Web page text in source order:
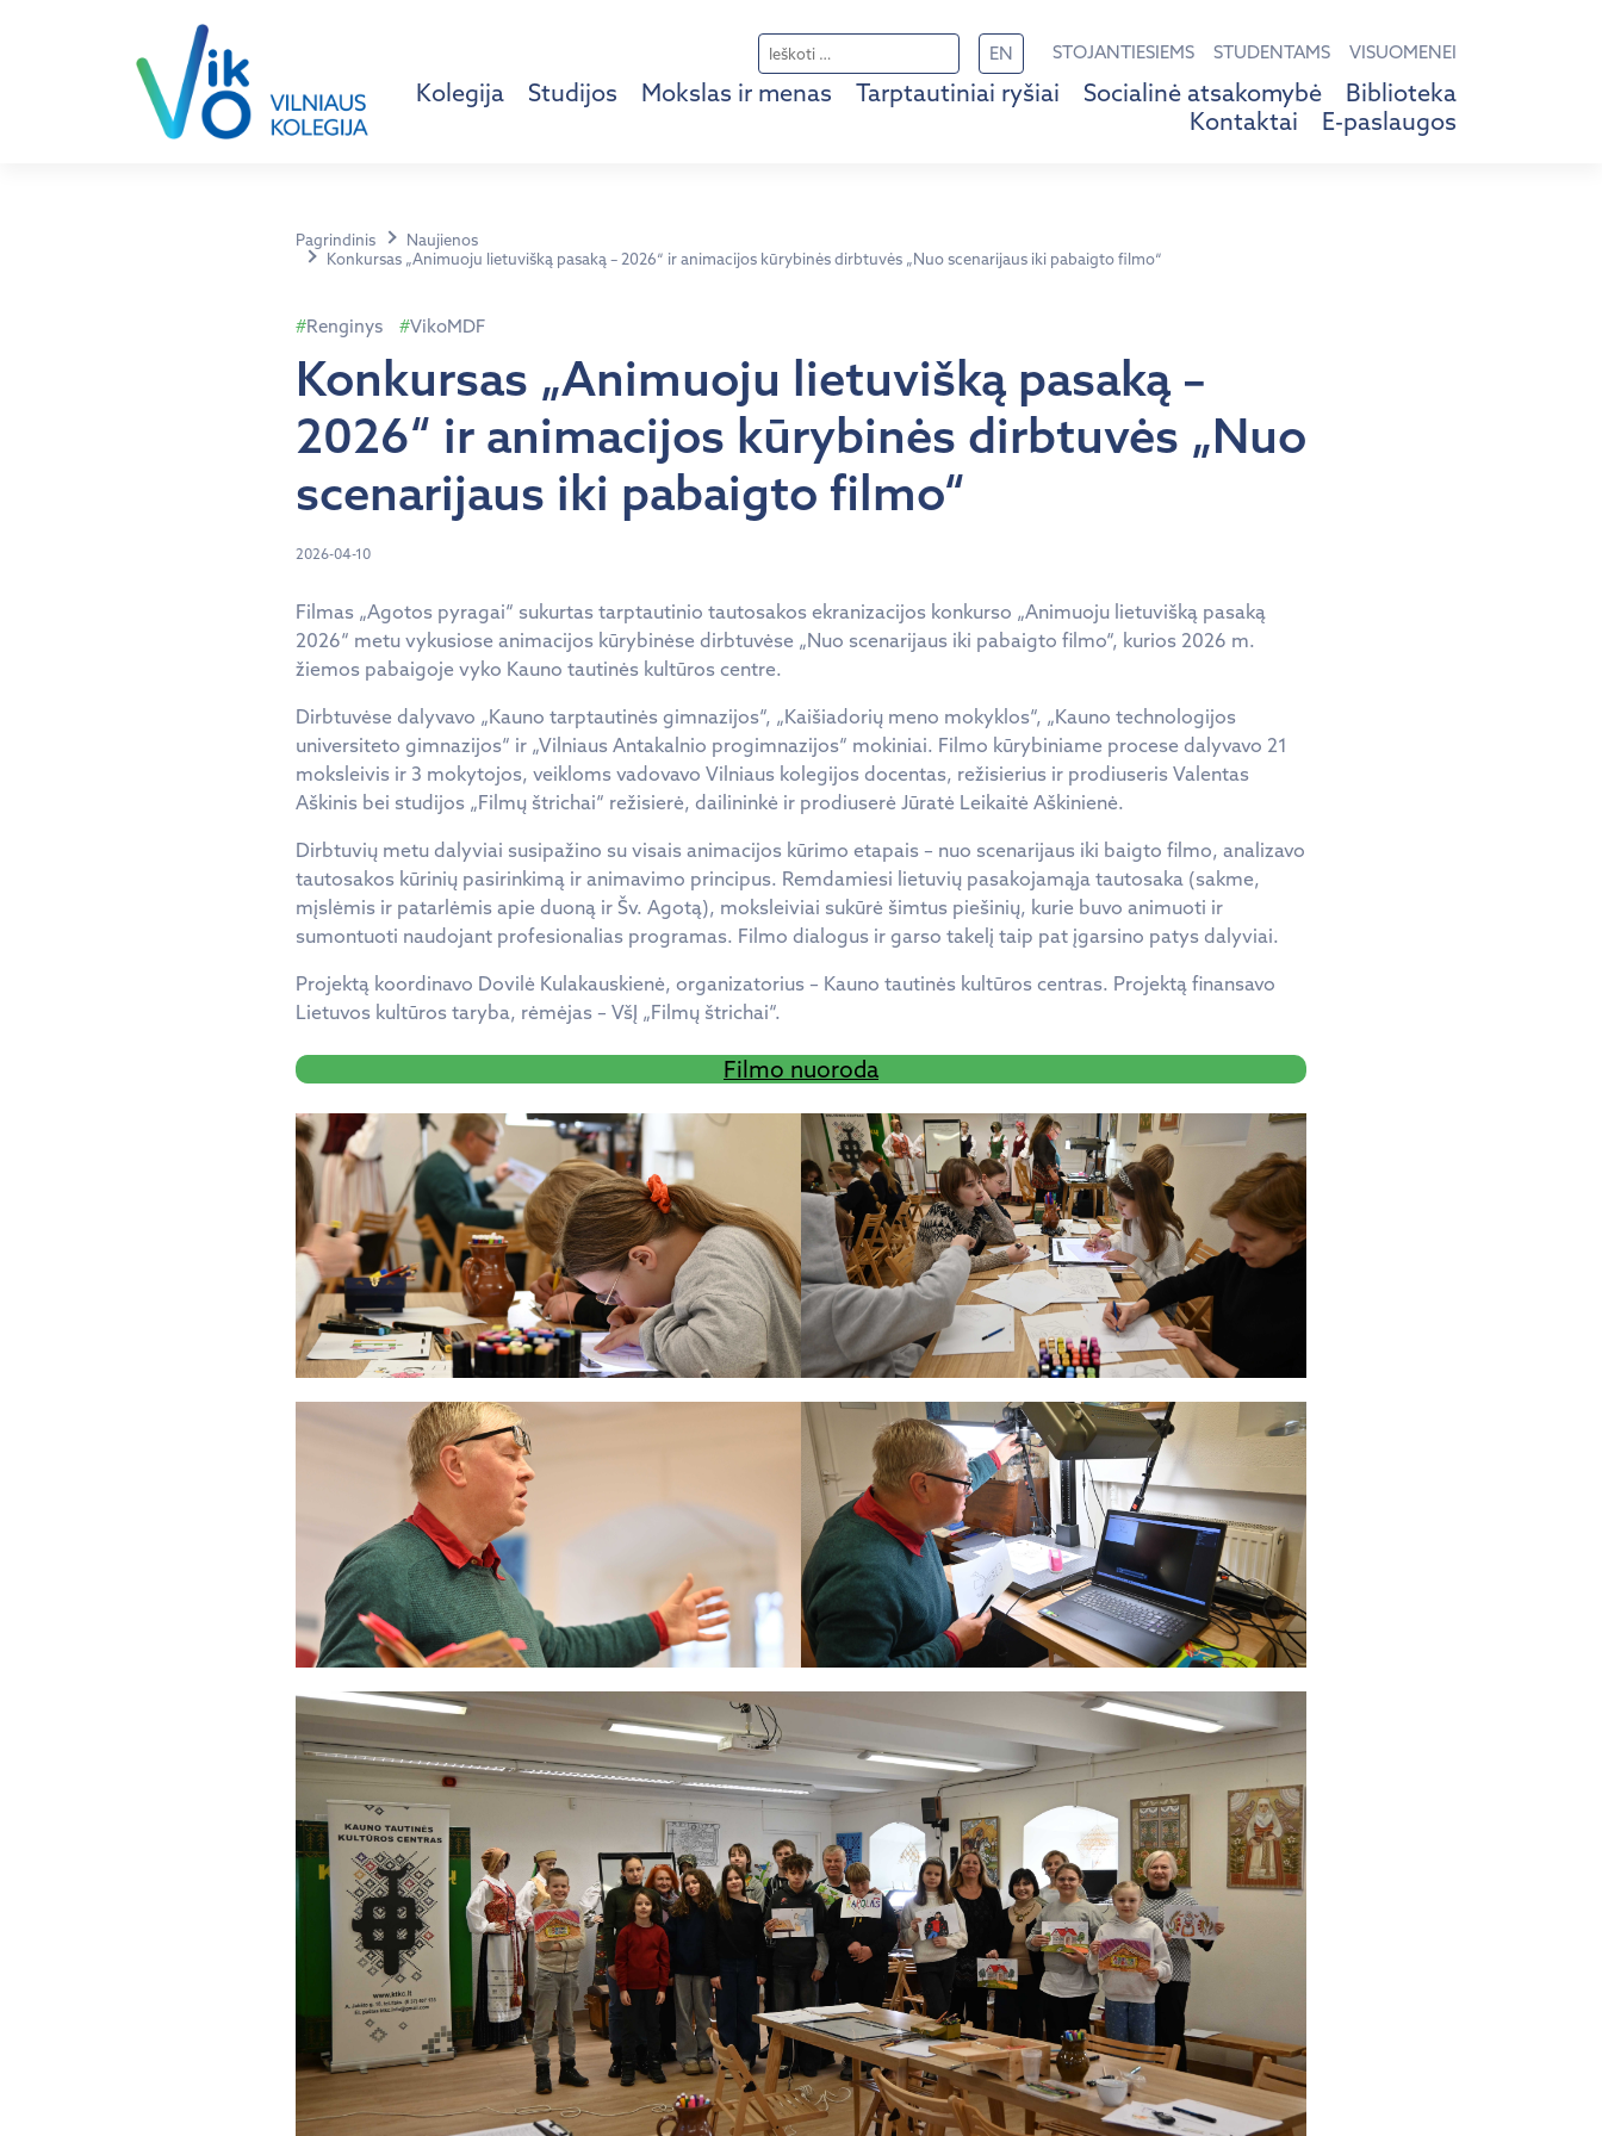
Ieškoti: EN STOJANTIESIEMS STUDENTAMS VISUOMENEI
Kolegija Studijos Mokslas ir menas Tarptautiniai ryšiai Socialinė atsakomybė
Biblioteka
Kontaktai
E-paslaugos
Pagrindinis
Naujienos
Konkursas „Animuoju lietuvišką pasaką – 2026“ ir animacijos kūrybinės dirbtuvės „Nuo scenarijaus iki pabaigto filmo“
Renginys VikoMDF
Konkursas „Animuoju lietuvišką pasaką –
2026“ ir animacijos kūrybinės dirbtuvės „Nuo
scenarijaus iki pabaigto filmo“
2026-04-10
Filmas „Agotos pyragai“ sukurtas tarptautinio tautosakos ekranizacijos konkurso „Animuoju lietuvišką pasaką
2026“ metu vykusiose animacijos kūrybinėse dirbtuvėse „Nuo scenarijaus iki pabaigto filmo“, kurios 2026 m.
žiemos pabaigoje vyko Kauno tautinės kultūros centre.
Dirbtuvėse dalyvavo „Kauno tarptautinės gimnazijos“, „Kaišiadorių meno mokyklos“, „Kauno technologijos
universiteto gimnazijos“ ir „Vilniaus Antakalnio progimnazijos“ mokiniai. Filmo kūrybiniame procese dalyvavo 21
moksleivis ir 3 mokytojos, veikloms vadovavo Vilniaus kolegijos docentas, režisierius ir prodiuseris Valentas
Aškinis bei studijos „Filmų štrichai“ režisierė, dailininkė ir prodiuserė Jūratė Leikaitė Aškinienė.
Dirbtuvių metu dalyviai susipažino su visais animacijos kūrimo etapais – nuo scenarijaus iki baigto filmo, analizavo
tautosakos kūrinių pasirinkimą ir animavimo principus. Remdamiesi lietuvių pasakojamąja tautosaka (sakme,
mįslėmis ir patarlėmis apie duoną ir Šv. Agotą), moksleiviai sukūrė šimtus piešinių, kurie buvo animuoti ir
sumontuoti naudojant profesionalias programas. Filmo dialogus ir garso takelį taip pat įgarsino patys dalyviai.
Projektą koordinavo Dovilė Kulakauskienė, organizatorius – Kauno tautinės kultūros centras. Projektą finansavo
Lietuvos kultūros taryba, rėmėjas – VšĮ „Filmų štrichai“.
Filmo nuoroda